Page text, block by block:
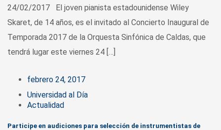
24/02/2017 El joven pianista estadounidense Wiley
Skaret, de 14 años, es el invitado al Concierto Inaugural de
Temporada 2017 de la Orquesta Sinfónica de Caldas, que
tendrá lugar este viernes 24 […]
febrero 24, 2017
Universidad al Día
Actualidad
Participe en audiciones para selección de instrumentistas de